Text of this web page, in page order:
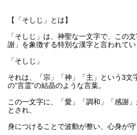
【「そしじ」とは】
「そしじ」は、神聖な一文字で、この
謝」を象徴する特別な漢字と言われてい
「そしじ」
それは、「宗」「神」「主」という3文
の“言霊”の結晶のような言葉。
この一文字に、「愛」「調和」「感謝
とされ、
身につけることで波動が整い、心身が